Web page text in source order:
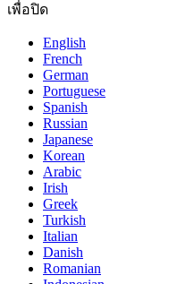
เพื่อปิด
English
French
German
Portuguese
Spanish
Russian
Japanese
Korean
Arabic
Irish
Greek
Turkish
Italian
Danish
Romanian